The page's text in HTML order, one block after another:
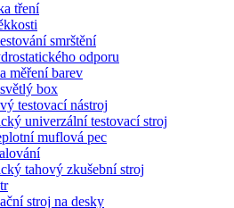
tření
smrštění
odporu
měření barev
box
testovací nástroj
univerzální testovací stroj
muflová pec
tahový zkušební stroj
stroj na desky